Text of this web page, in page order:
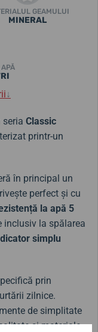
GEAMULUI
MINERAL
↓
seria Classic
printr-un
în principal un
perfect și cu
la apă 5
inclusiv la spălarea
simplu
prin
zilnice.
de simplitate
și materiale